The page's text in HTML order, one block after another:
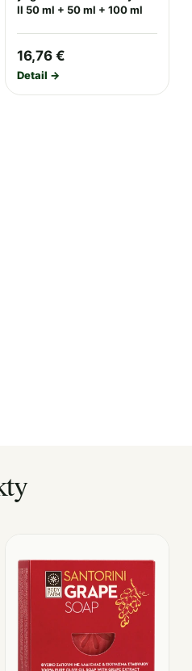
II 50 ml + 50 ml + 100 ml
16,76 €
Detail →